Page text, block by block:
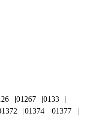
01267
0133
01374 01377